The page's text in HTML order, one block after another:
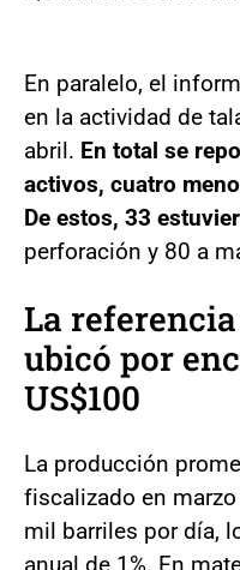
En paralelo, el
en la actividad de
abril. En total se
activos, cuatro
De estos, 33
perforación y 80 a
La
ubicó por
US$100
La producción
fiscalizado en
mil barriles por día,
anual de 1%. En